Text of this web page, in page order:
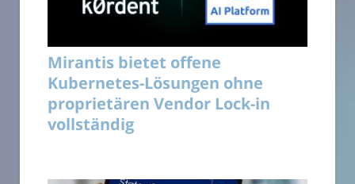
Mirantis bietet offene
Kubernetes-Lösungen ohne
proprietären Vendor Lock-in
vollständig